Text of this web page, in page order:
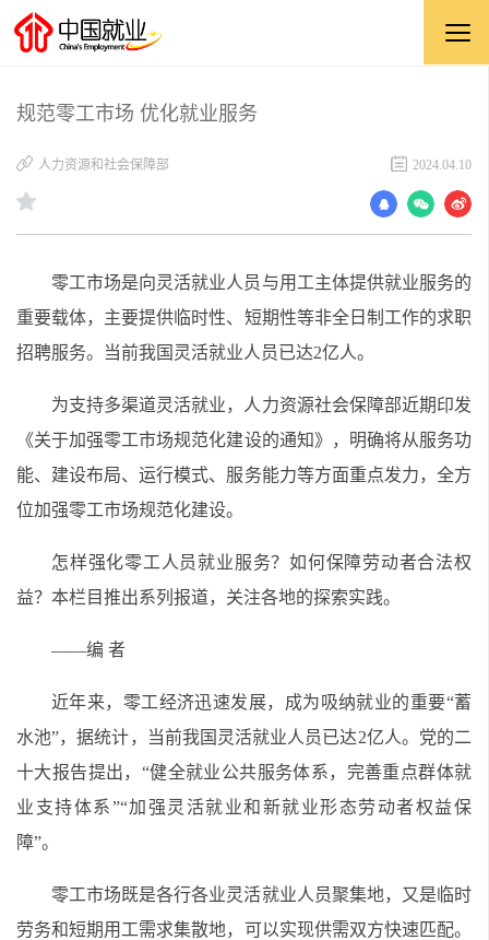
规范零工市场 优化就业服务
人力资源和社会保障部 2024.04.10
零工市场是向灵活就业人员与用工主体提供就业服务的
重要载体，主要提供临时性、短期性等非全日制工作的求职
招聘服务。当前我国灵活就业人员已达2亿人。
为支持多渠道灵活就业，人力资源社会保障部近期印发
《关于加强零工市场规范化建设的通知》，明确将从服务功
能、建设布局、运行模式、服务能力等方面重点发力，全方
位加强零工市场规范化建设。
怎样强化零工人员就业服务？如何保障劳动者合法权
益？本栏目推出系列报道，关注各地的探索实践。
——编 者
近年来，零工经济迅速发展，成为吸纳就业的重要“蓄
水池”，据统计，当前我国灵活就业人员已达2亿人。党的二
十大报告提出，“健全就业公共服务体系，完善重点群体就
业支持体系”“加强灵活就业和新就业形态劳动者权益保
障”。
零工市场既是各行各业灵活就业人员聚集地，又是临时
劳务和短期用工需求集散地，可以实现供需双方快速匹配。